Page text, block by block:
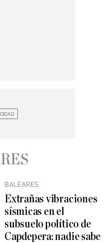
BALEARES
Extrañas vibraciones
sísmicas en el
subsuelo político de
Capdepera: nadie sabe